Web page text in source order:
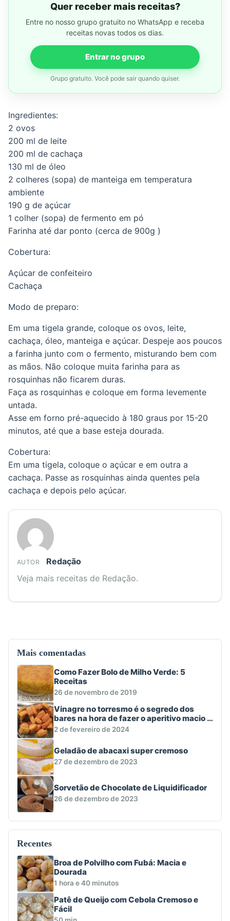
Quer receber mais receitas?
Entre no nosso grupo gratuito no WhatsApp e receba
receitas novas todos os dias.
Entrar no grupo
Grupo gratuito. Você pode sair quando quiser.
Ingredientes:
2 ovos
200 ml de leite
200 ml de cachaça
130 ml de óleo
2 colheres (sopa) de manteiga em temperatura
ambiente
190 g de açúcar
1 colher (sopa) de fermento em pó
Farinha até dar ponto (cerca de 900g )
Cobertura:
Açúcar de confeiteiro
Cachaça
Modo de preparo:
Em uma tigela grande, coloque os ovos, leite,
cachaça, óleo, manteiga e açúcar. Despeje aos poucos
a farinha junto com o fermento, misturando bem com
as mãos. Não coloque muita farinha para as
rosquinhas não ficarem duras.
Faça as rosquinhas e coloque em forma levemente
untada.
Asse em forno pré-aquecido à 180 graus por 15-20
minutos, até que a base esteja dourada.
Cobertura:
Em uma tigela, coloque o açúcar e em outra a
cachaça. Passe as rosquinhas ainda quentes pela
cachaça e depois pelo açúcar.
AUTOR
Redação
Veja mais receitas de Redação.
Mais comentadas
Como Fazer Bolo de Milho Verde: 5
Receitas
26 de novembro de 2019
Vinagre no torresmo é o segredo dos
bares na hora de fazer o aperitivo macio e
crocante
2 de fevereiro de 2024
Geladão de abacaxi super cremoso
27 de dezembro de 2023
Sorvetão de Chocolate de Liquidificador
26 de dezembro de 2023
Recentes
Broa de Polvilho com Fubá: Macia e
Dourada
1 hora e 40 minutos
Patê de Queijo com Cebola Cremoso e
Fácil